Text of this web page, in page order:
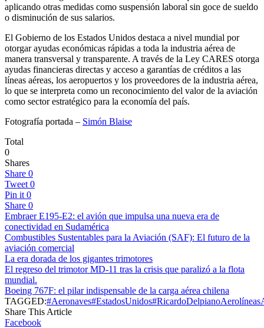
aplicando otras medidas como suspensión laboral sin goce de sueldo
o disminución de sus salarios.
El Gobierno de los Estados Unidos destaca a nivel mundial por
otorgar ayudas económicas rápidas a toda la industria aérea de
manera transversal y transparente. A través de la Ley CARES otorga
ayudas financieras directas y acceso a garantías de créditos a las
líneas aéreas, los aeropuertos y los proveedores de la industria aérea,
lo que se interpreta como un reconocimiento del valor de la aviación
como sector estratégico para la economía del país.
Fotografía portada – Simón Blaise
Total
0
Shares
Share 0
Tweet 0
Pin it 0
Share 0
Embraer E195-E2: el avión que impulsa una nueva era de
conectividad en Sudamérica
Combustibles Sustentables para la Aviación (SAF): El futuro de la
aviación comercial
La era dorada de los gigantes trimotores
El regreso del trimotor MD-11 tras la crisis que paralizó a la flota
mundial.
Boeing 767F: el pilar indispensable de la carga aérea chilena
TAGGED:#Aeronaves#EstadosUnidos#RicardoDelpianoAerolíneas
Share This Article
Facebook